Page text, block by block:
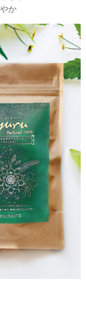
か